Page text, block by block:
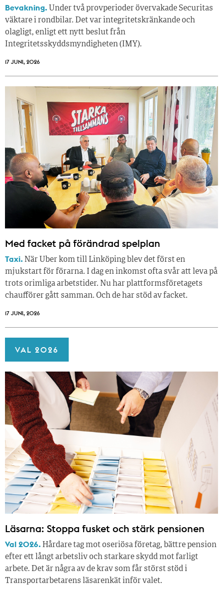
Bevakning. Under två provperioder övervakade Securitas
väktare i rondbilar. Det var integritetskränkande och
olagligt, enligt ett nytt beslut från
Integritetsskyddsmyndigheten (IMY).
17 JUNI, 2026
Med facket på förändrad spelplan
Taxi. När Uber kom till Linköping blev det först en
mjukstart för förarna. I dag en inkomst ofta svår att leva på
trots orimliga arbetstider. Nu har plattformsföretagets
chaufförer gått samman. Och de har stöd av facket.
17 JUNI, 2026
VAL 2026
Läsarna: Stoppa fusket och stärk pensionen
Val 2026. Hårdare tag mot oseriösa företag, bättre pension
efter ett långt arbetsliv och starkare skydd mot farligt
arbete. Det är några av de krav som får störst stöd i
Transportarbetarens läsar­enkät inför valet.